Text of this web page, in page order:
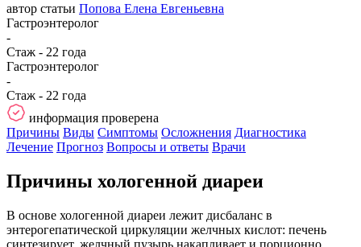
автор статьи Попова Елена Евгеньевна
Гастроэнтеролог
-
Стаж - 22 года
Гастроэнтеролог
-
Стаж - 22 года
информация проверена
Причины Виды Симптомы Осложнения Диагностика
Лечение Прогноз Вопросы и ответы Врачи
Причины хологенной диареи
В основе хологенной диареи лежит дисбаланс в
энтерогепатической циркуляции желчных кислот: печень
синтезирует, желчный пузырь накапливает и порционно